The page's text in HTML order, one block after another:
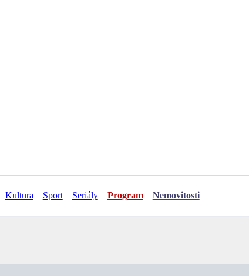
Kultura Sport Seriály Program Nemovitosti